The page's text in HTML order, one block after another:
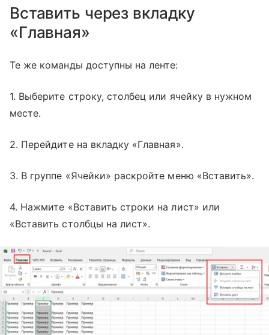
Вставить через вкладку
«Главная»
Те же команды доступны на ленте:
1. Выберите строку, столбец или ячейку в нужном
месте.
2. Перейдите на вкладку «Главная».
3. В группе «Ячейки» раскройте меню «Вставить».
4. Нажмите «Вставить строки на лист» или
«Вставить столбцы на лист».